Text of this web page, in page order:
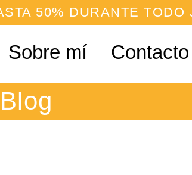
50% DURANTE TODO
Sobre mí Contacto
Blog